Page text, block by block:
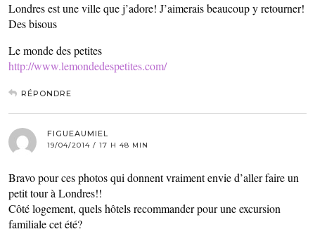
Londres est une ville que j’adore! J’aimerais beaucoup y retourner!
Des bisous
Le monde des petites
http://www.lemondedespetites.com/
RÉPONDRE
FIGUEAUMIEL
19/04/2014 / 17 H 48 MIN
Bravo pour ces photos qui donnent vraiment envie d’aller faire un
petit tour à Londres!!
Côté logement, quels hôtels recommander pour une excursion
familiale cet été?